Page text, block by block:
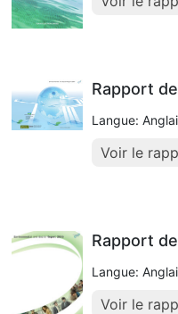
Rapport
Langue:
Voir le
Rapport
Langue:
Voir le